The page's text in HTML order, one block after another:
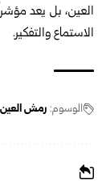
العين، بل يعد
الاستماع والتفكير.
الوسوم: رمش العين